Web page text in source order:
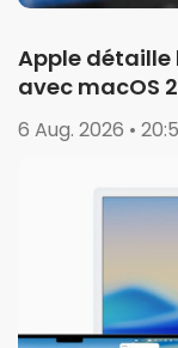
Apple détaille
avec macOS
14.8.9
6 Aug. 2026 •